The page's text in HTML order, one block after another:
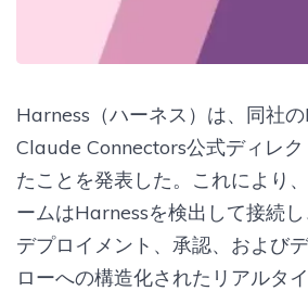
Harness（ハーネス）は、同社
Claude Connectors公式ディレ
たことを発表した。これにより
ームはHarnessを検出して接続し
デプロイメント、承認、および
ローへの構造化されたリアルタ